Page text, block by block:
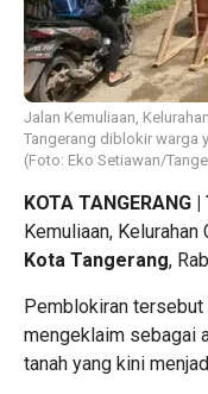
Jalan Kemuliaan,
Tangerang diblokir warga
(Foto: Eko Setiawan/
KOTA TANGERANG |
Kemuliaan,
Kota Tangerang,
Pemblokiran tersebut
mengeklaim sebagai
tanah yang kini